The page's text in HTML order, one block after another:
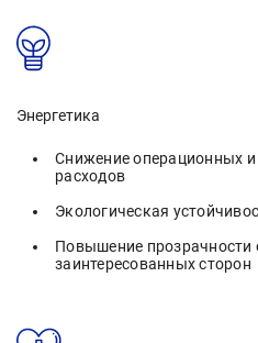
Энергетика
Снижение операционных
расходов
Экологическая
Повышение прозрачности
заинтересованных сторон